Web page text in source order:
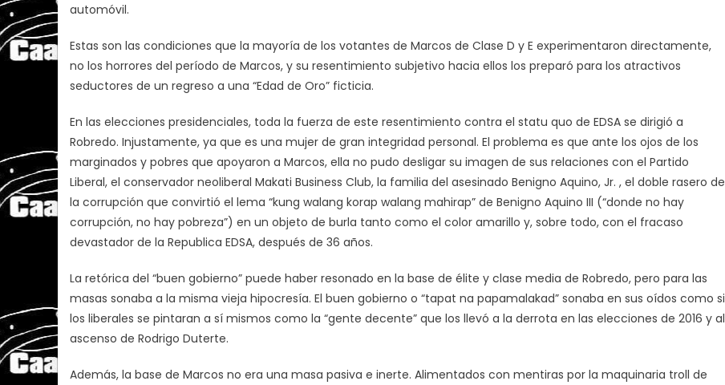
automóvil.
Estas son las condiciones que la mayoría de los votantes de Marcos de Clase D y E experimentaron directamente,
no los horrores del período de Marcos, y su resentimiento subjetivo hacia ellos los preparó para los atractivos
seductores de un regreso a una “Edad de Oro” ficticia.
En las elecciones presidenciales, toda la fuerza de este resentimiento contra el statu quo de EDSA se dirigió a
Robredo. Injustamente, ya que es una mujer de gran integridad personal. El problema es que ante los ojos de los
marginados y pobres que apoyaron a Marcos, ella no pudo desligar su imagen de sus relaciones con el Partido
Liberal, el conservador neoliberal Makati Business Club, la familia del asesinado Benigno Aquino, Jr. , el doble rasero de
la corrupción que convirtió el lema “kung walang korap walang mahirap” de Benigno Aquino III (“donde no hay
corrupción, no hay pobreza”) en un objeto de burla tanto como el color amarillo y, sobre todo, con el fracaso
devastador de la Republica EDSA, después de 36 años.
La retórica del “buen gobierno” puede haber resonado en la base de élite y clase media de Robredo, pero para las
masas sonaba a la misma vieja hipocresía. El buen gobierno o “tapat na papamalakad” sonaba en sus oídos como si
los liberales se pintaran a sí mismos como la “gente decente” que los llevó a la derrota en las elecciones de 2016 y al
ascenso de Rodrigo Duterte.
Además, la base de Marcos no era una masa pasiva e inerte. Alimentados con mentiras por la maquinaria troll de